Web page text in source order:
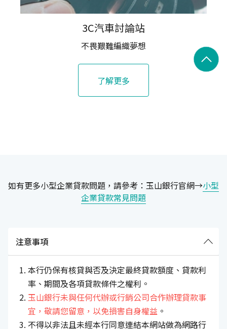
3C汽車討論站
不畏艱難編織夢想
了解更多
如有更多小型企業貸款問題，請參考：玉山銀行官網→小型
企業貸款常見問題
注意事項
本行仍保有核貸與否及決定最終貸款額度、貸款利
率、期間及各項貸款條件之權利。
玉山銀行未與任何代辦或行銷公司合作辦理貸款事
宜，敬請您留意，以免損害自身權益 。
不得以非法且未經本行同意連結本網站做為網路行